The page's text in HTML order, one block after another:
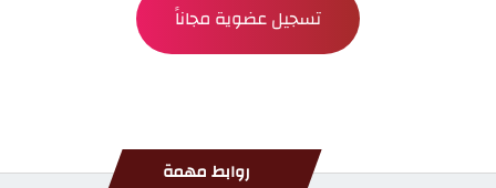
تسجيل عضوية مجاناً
روابط مهمة